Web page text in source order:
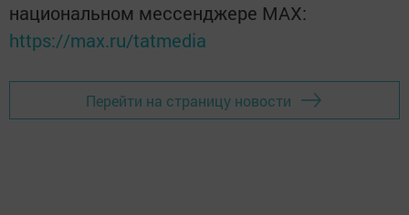
национальном мессенджере MАХ:
https://max.ru/tatmedia
Перейти на страницу новости